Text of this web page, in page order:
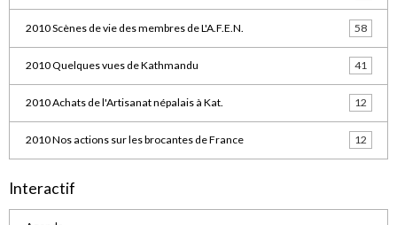
2010 Scènes de vie des membres de L'A.F.E.N. 58
2010 Quelques vues de Kathmandu 41
2010 Achats de l'Artisanat népalais à Kat. 12
2010 Nos actions sur les brocantes de France 12
Interactif